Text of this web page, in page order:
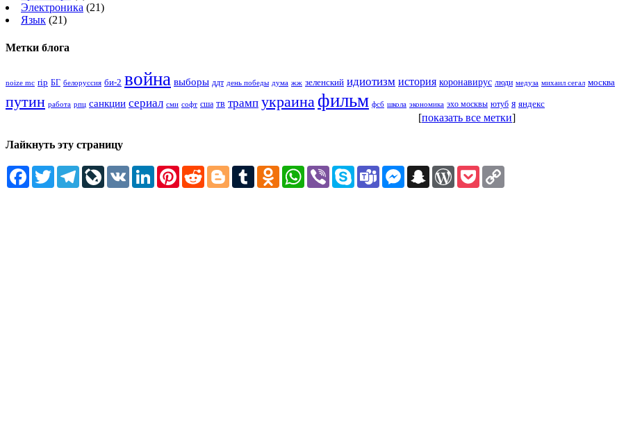
Электроника (21)
Язык (21)
Метки блога
noize mc rip БГ белоруссия би-2 война выборы ддт день победы дума жж зеленский идиотизм история коронавирус люди медуза михаил сегал москва
путин работа рпц санкции сериал сми софт сша тв трамп украина фильм фсб школа экономика эхо москвы ютуб я яндекс
[показать все метки]
Лайкнуть эту страницу
FacebookTwitterTelegramLiveJournal
VK LinkedInPinterestRedditBloggerTumblrOdnoklassniki
WhatsApp
Viber Skype TeamsMessengerSnapchatWordPress
Pocket